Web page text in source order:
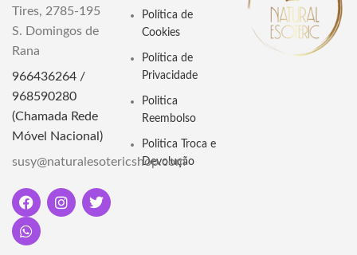
Tires, 2785-195
S. Domingos de
Rana
966436264 /
968590280
(Chamada Rede
Móvel Nacional)
susy@naturalesotericshop.com
Política de
Cookies
Política de
Privacidade
Politica
Reembolso
Politica Troca e
Devolução